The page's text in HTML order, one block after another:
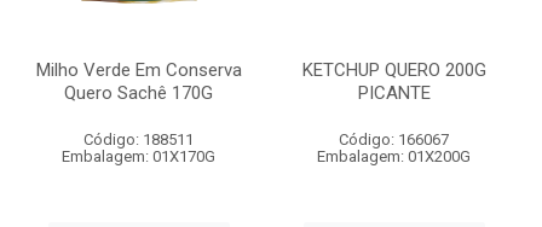
Milho Verde Em Conserva
Quero Sachê 170G
Código: 188511
Embalagem: 01X170G
KETCHUP QUERO 200G
PICANTE
Código: 166067
Embalagem: 01X200G